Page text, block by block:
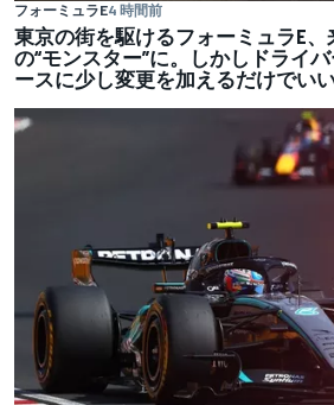
フォーミュラE4 時間前
東京の街を駆けるフォーミュラE
の“モンスター”に。しかしドライ
ースに少し変更を加えるだけでいい